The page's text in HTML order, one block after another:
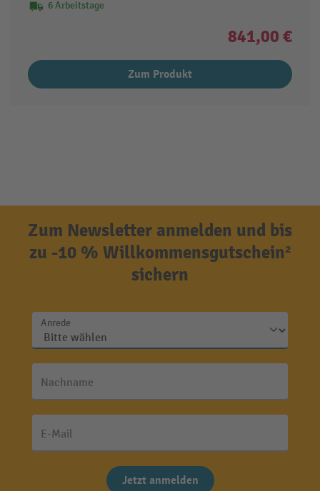
6 Arbeitstage
841,00 €
Zum Produkt
Zum Newsletter anmelden und bis
zu -10 % Willkommensgutschein²
sichern
Anrede
Nachname
E-Mail
Jetzt anmelden